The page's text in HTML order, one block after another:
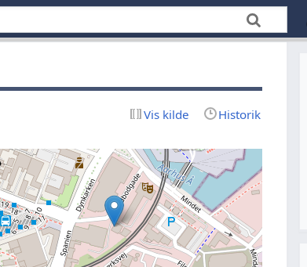
Vis kilde Historik